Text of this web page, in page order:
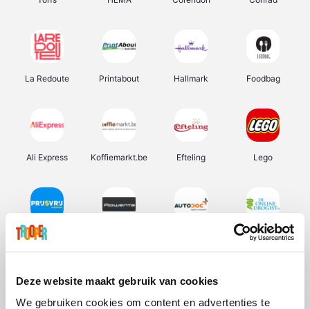
Deze website maakt gebruik van cookies
We gebruiken cookies om content en advertenties te
La Redoute Printabout Hallmark Foodbag
Ali Express Koffiemarkt.be Efteling Lego
Prijsvrij De Online Drogist